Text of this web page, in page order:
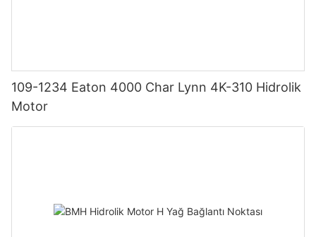
109-1234 Eaton 4000 Char Lynn 4K-310 Hidrolik
Motor